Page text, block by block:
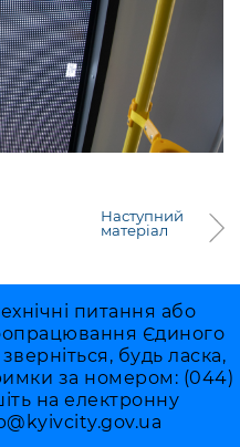
Наступний
матеріал
питання або
Єдиного
будь ласка,
за номером: (044)
на електронну